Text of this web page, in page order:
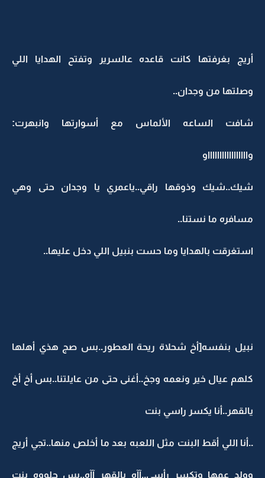
أريج بغرفتها كانت قاعده عالسرير وتفتح الهدايا اللي
وصلتها من وجدان..
شافت الساعه الألماس مع أسوارتها وانبهرت:
واااااااااااااااااو
شيك..شيك وذوقها راقي..ياعمري يا وجدان حتى وهي
مسافره ما نستنا..
استغرقت بالهدايا وما حست بنبيل اللي دخل عليها..
نبيل بنفسه[أخ شحلاة ريحة العطور..بس صج هذي أهلها
كلهم عيال خير ونعمه وجخ..أغنى حتى من عايلتنا..بس أخ أخ
يالقهر..أنا يكسر راسي بنت
..أنا اللي أقط البنت مثل اللعبه بعد ما أخلص منها..تجي أريج
وولد عمها وتكسر رأسي..آآه يالقهر آآه..بس حلووه بنت